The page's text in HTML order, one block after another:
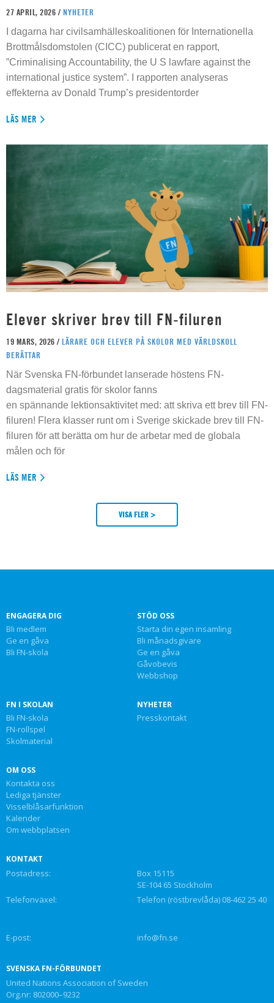
27 APRIL, 2026 / NYHETER
I dagarna har civilsamhälleskoalitionen för Internationella
Brottmålsdomstolen (CICC) publicerat en rapport,
”Criminalising Accountability, the U S lawfare against the
international justice system”. I rapporten analyseras
effekterna av Donald Trump’s presidentorder
LÄS MER
Elever skriver brev till FN-filuren
19 MARS, 2026 / LÄRARE OCH ELEVER PÅ SKOLOR MED VÄRLDSKOLL
BERÄTTAR
När Svenska FN-förbundet lanserade höstens FN-
dagsmaterial gratis för skolor fanns
en spännande lektionsaktivitet med: att skriva ett brev till FN-
filuren! Flera klasser runt om i Sverige skickade brev till FN-
filuren för att berätta om hur de arbetar med de globala
målen och för
LÄS MER
VISA FLER >
ENGAGERA DIG
Bli medlem
Ge en gåva
Bli FN-skola
STÖD OSS
Starta din egen insamling
Bli månadsgivare
Ge en gåva
Gåvobevis
Webbshop
FN I SKOLAN
Bli FN-skola
FN-rollspel
Skolmaterial
NYHETER
Presskontakt
OM OSS
Kontakta oss
Lediga tjänster
Visselblåsarfunktion
Kalender
Om webbplatsen
KONTAKT
Postadress:
Box 15115
SE-104 65 Stockholm
Telefonväxel:
Telefon (röstbrevlåda) 08-462 25 40
E-post: info@fn.se
SVENSKA FN-FÖRBUNDET
United Nations Association of Sweden
Org.nr: 802000–9232